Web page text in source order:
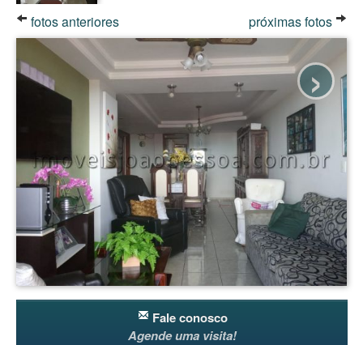
fotos anteriores próximas fotos
›
Fale conosco
Agende uma visita!